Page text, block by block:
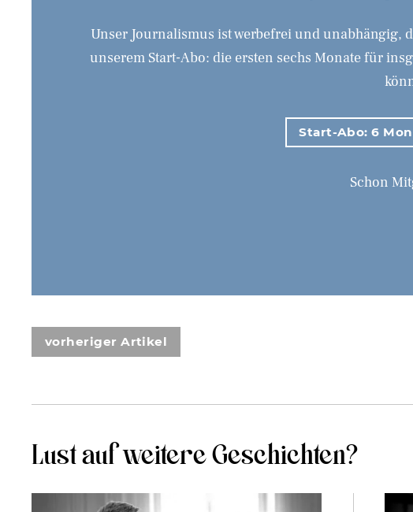
Unser Journalismus ist werbefrei und unabhängig,
unserem Start-Abo: die ersten sechs Monate für
Start-Abo: 6
Schon
vorheriger Artikel
Lust auf weitere Geschichten?